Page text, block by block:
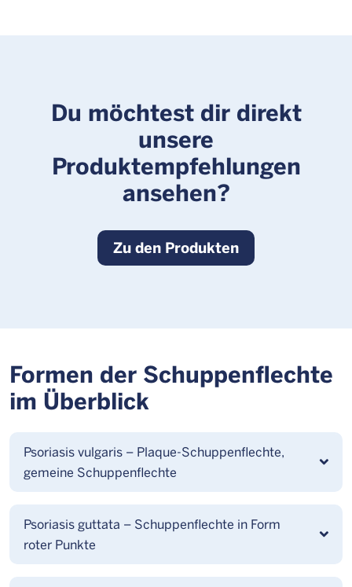
Du möchtest dir direkt
unsere
Produktempfehlungen
ansehen?
Zu den Produkten
Formen der Schuppenflechte
im Überblick
Psoriasis vulgaris – Plaque-Schuppenflechte,
gemeine Schuppenflechte
Psoriasis guttata – Schuppenflechte in Form
roter Punkte